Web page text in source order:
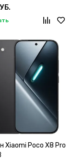
Xiaomi Poco X8 Pro